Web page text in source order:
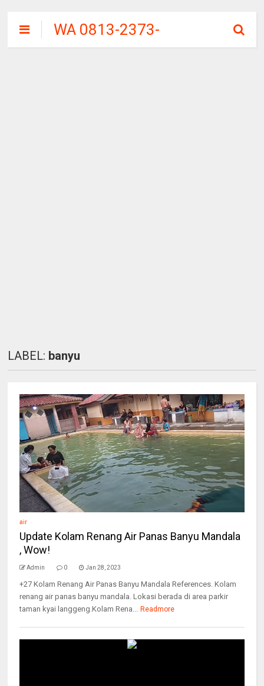
WA 0813-2373-
9973 | WALINI
LABEL: banyu
air
Update Kolam Renang Air Panas Banyu Mandala
, Wow!
Admin 0 Jan 28, 2023
+27 Kolam Renang Air Panas Banyu Mandala References. Kolam
renang air panas banyu mandala. Lokasi berada di area parkir
taman kyai langgeng.Kolam Rena... Readmore